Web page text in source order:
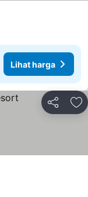
Lihat harga
Bagikan